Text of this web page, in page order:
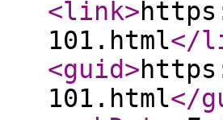
<link>
101.html</
<guid>
101.html</